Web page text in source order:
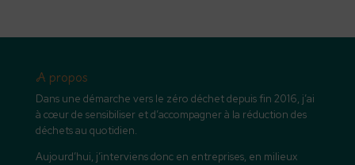
A propos
Dans une démarche vers le zéro déchet depuis fin 2016, j’ai
à cœur de sensibiliser et d’accompagner à la réduction des
déchets au quotidien.
Aujourd’hui, j’interviens donc en entreprises, en milieux